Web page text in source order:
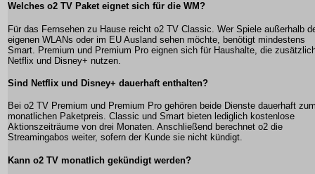
Welches o2 TV Paket eignet sich für die WM?
Für das Fernsehen zu Hause reicht o2 TV Classic. Wer Spiele außerhalb
eigenen WLANs oder im EU Ausland sehen möchte, benötigt mindestens
Smart. Premium und Premium Pro eignen sich für Haushalte, die
Netflix und Disney+ nutzen.
Sind Netflix und Disney+ dauerhaft enthalten?
Bei o2 TV Premium und Premium Pro gehören beide Dienste dauerhaft
monatlichen Paketpreis. Classic und Smart bieten lediglich kostenlose
Aktionszeiträume von drei Monaten. Anschließend berechnet o2 die
Streamingabos weiter, sofern der Kunde sie nicht kündigt.
Kann o2 TV monatlich gekündigt werden?